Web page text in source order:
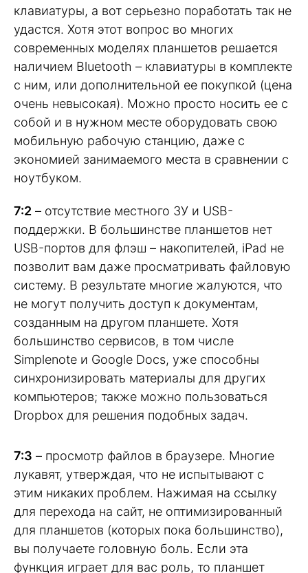
клавиатуры, а вот серьезно поработать так не
удастся. Хотя этот вопрос во многих
современных моделях планшетов решается
наличием Bluetooth – клавиатуры в комплекте
с ним, или дополнительной ее покупкой (цена
очень невысокая). Можно просто носить ее с
собой и в нужном месте оборудовать свою
мобильную рабочую станцию, даже с
экономией занимаемого места в сравнении с
ноутбуком.
7:2 – отсутствие местного ЗУ и USB-
поддержки. В большинстве планшетов нет
USB-портов для флэш – накопителей, iPad не
позволит вам даже просматривать файловую
систему. В результате многие жалуются, что
не могут получить доступ к документам,
созданным на другом планшете. Хотя
большинство сервисов, в том числе
Simplenote и Google Docs, уже способны
синхронизировать материалы для других
компьютеров; также можно пользоваться
Dropbox для решения подобных задач.
7:3 – просмотр файлов в браузере. Многие
лукавят, утверждая, что не испытывают с
этим никаких проблем. Нажимая на ссылку
для перехода на сайт, не оптимизированный
для планшетов (которых пока большинство),
вы получаете головную боль. Если эта
функция играет для вас роль, то планшет